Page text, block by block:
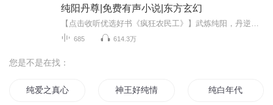
纯阳丹尊|免费有声小说|东方玄幻
685 614.3万
您是不是在找：
纯爱之真心 神王好纯情 纯白年代